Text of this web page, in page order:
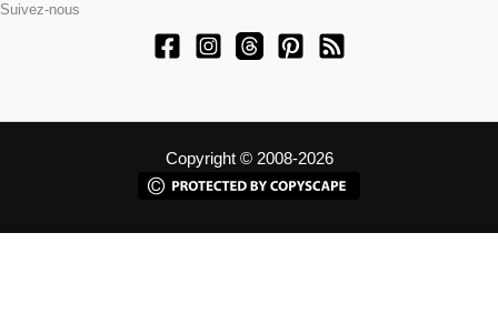
Suivez-nous
Copyright © 2008-2026